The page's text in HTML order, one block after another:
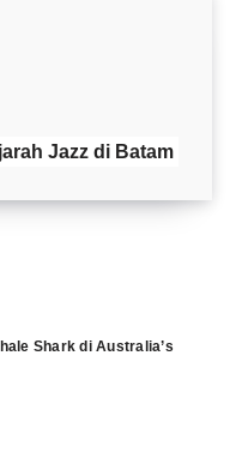
Jazz di Batam
Shark di Australia’s